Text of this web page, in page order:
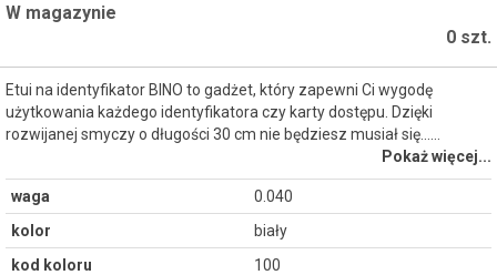
W magazynie
0 szt.
Etui na identyfikator BINO to gadżet, który zapewni Ci wygodę
użytkowania każdego identyfikatora czy karty dostępu. Dzięki
rozwijanej smyczy o długości 30 cm nie będziesz musiał się...…
Pokaż więcej...
waga
0.040
kolor
biały
kod koloru
100